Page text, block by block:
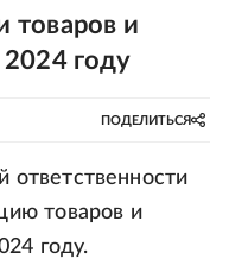
товаров и
2024 году
ПОДЕЛИТЬСЯ
ответственности
товаров и
году.